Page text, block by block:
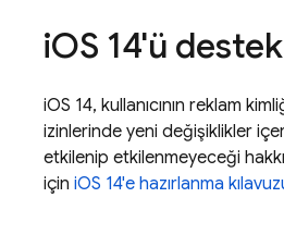
iOS 14'ü
iOS 14, kullanıcının reklam
izinlerinde yeni değişiklikler
etkilenip etkilenmeyeceği
için iOS 14'e hazırlanma